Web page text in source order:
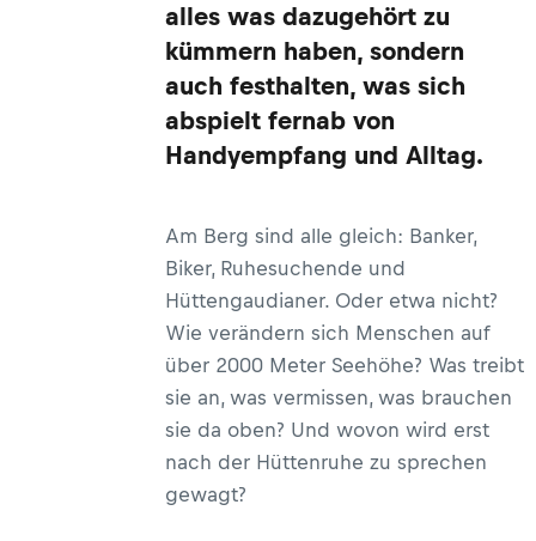
alles was dazugehört zu
kümmern haben, sondern
auch festhalten, was sich
abspielt fernab von
Handyempfang und Alltag.
Am Berg sind alle gleich: Banker,
Biker, Ruhesuchende und
Hüttengaudianer. Oder etwa nicht?
Wie verändern sich Menschen auf
über 2000 Meter Seehöhe? Was treibt
sie an, was vermissen, was brauchen
sie da oben? Und wovon wird erst
nach der Hüttenruhe zu sprechen
gewagt?